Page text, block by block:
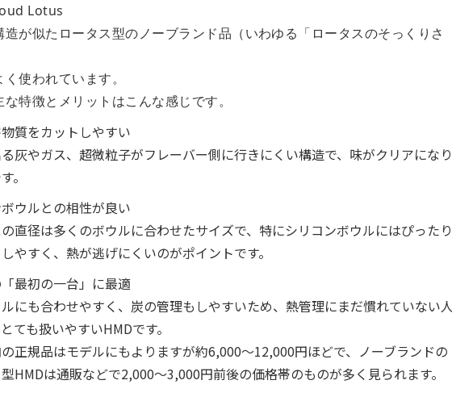
Lotus
造が似たロータス型のノーブランド品（いわゆる「ロータスのそっくりさ
使われています。
な特徴とメリットはこんな感じです。
質をカットしやすい
灰やガス、超微粒子がフレーバー側に行きにくい構造で、味がクリアになり
。
ウルとの相性が良い
直径は多くのボウルに合わせたサイズで、特にシリコンボウルにはぴったり
やすく、熱が逃げにくいのがポイントです。
最初の一台」に最適
にも合わせやすく、炭の管理もしやすいため、熱管理にまだ慣れていない人
ても扱いやすいHMDです。
正規品はモデルにもよりますが約6,000〜12,000円ほどで、ノーブランドの
HMDは通販などで2,000〜3,000円前後の価格帯のものが多く見られます。